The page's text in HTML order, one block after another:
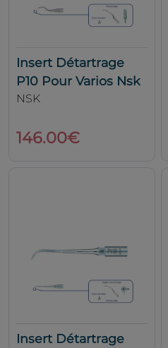
Insert Détartrage
P10 Pour Varios Nsk
NSK
146.00€
Insert Détartrage